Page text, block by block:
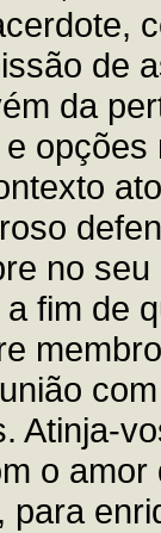
de
da
no
fim de
Atinja-
o